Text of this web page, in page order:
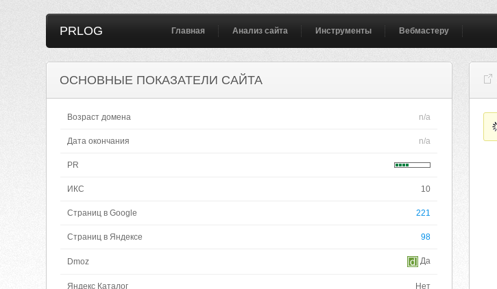
PRLOG Главная Анализ сайта Инструменты Вебмастеру
ОСНОВНЫЕ ПОКАЗАТЕЛИ САЙТА
Возраст домена n/a
Дата окончания n/a
PR
ИКС 10
Страниц в Google 221
Страниц в Яндексе 98
Dmoz Да
Яндекс Каталог Нет